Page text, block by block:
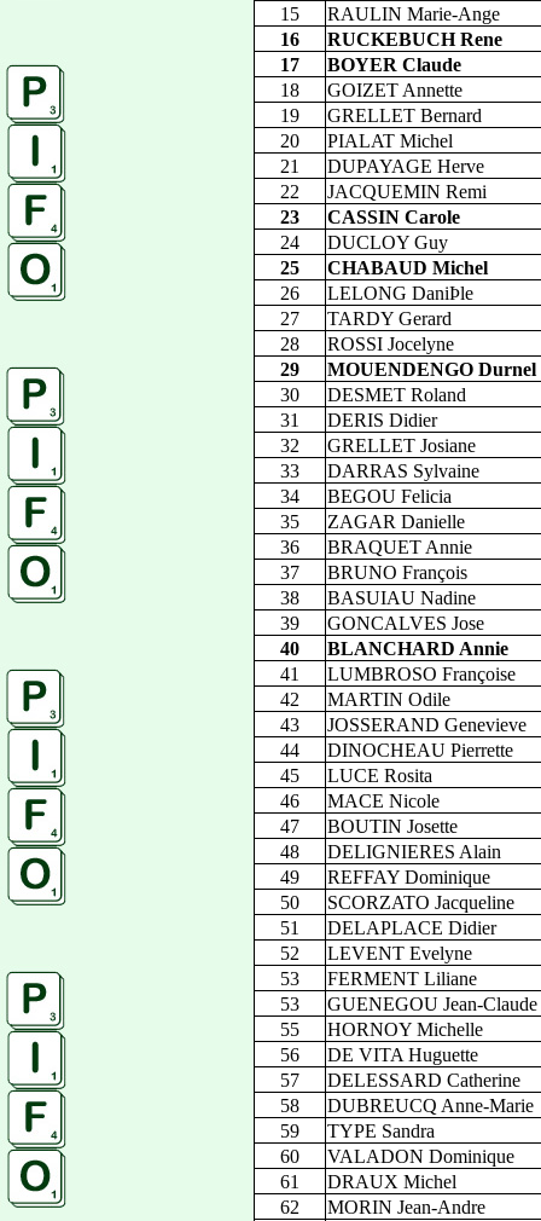
15
RAULIN Marie-Ange
16
RUCKEBUCH Rene
17
BOYER Claude
18
GOIZET Annette
19
GRELLET Bernard
20
PIALAT Michel
21
DUPAYAGE Herve
22
JACQUEMIN Remi
23
CASSIN Carole
24
DUCLOY Guy
25
CHABAUD Michel
26
LELONG DaniÞle
27
TARDY Gerard
28
ROSSI Jocelyne
29
MOUENDENGO Durnel
30
DESMET Roland
31
DERIS Didier
32
GRELLET Josiane
33
DARRAS Sylvaine
34
BEGOU Felicia
35
ZAGAR Danielle
36
BRAQUET Annie
37
BRUNO François
38
BASUIAU Nadine
39
GONCALVES Jose
40
BLANCHARD Annie
41
LUMBROSO Françoise
42
MARTIN Odile
43
JOSSERAND Genevieve
44
DINOCHEAU Pierrette
45
LUCE Rosita
46
MACE Nicole
47
BOUTIN Josette
48
DELIGNIERES Alain
49
REFFAY Dominique
50
SCORZATO Jacqueline
51
DELAPLACE Didier
52
LEVENT Evelyne
53
FERMENT Liliane
53
GUENEGOU Jean-Claude
55
HORNOY Michelle
56
DE VITA Huguette
57
DELESSARD Catherine
58
DUBREUCQ Anne-Marie
59
TYPE Sandra
60
VALADON Dominique
61
DRAUX Michel
62
MORIN Jean-Andre